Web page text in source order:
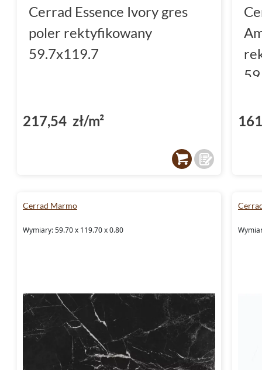
Cerrad Essence Ivory gres
poler rektyfikowany
59.7x119.7
217,54 zł/m²
Cerrad Marmo
Wymiary: 59.70 x 119.70 x 0.80